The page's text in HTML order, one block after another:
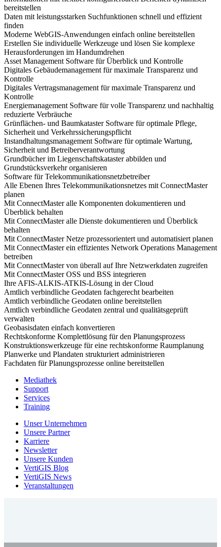
bereitstellen
Daten mit leistungsstarken Suchfunktionen schnell und effizient
finden
Moderne WebGIS-Anwendungen einfach online bereitstellen
Erstellen Sie individuelle Werkzeuge und lösen Sie komplexe
Herausforderungen im Handumdrehen
Asset Management Software für Überblick und Kontrolle
Digitales Gebäudemanagement für maximale Transparenz und
Kontrolle
Digitales Vertragsmanagement für maximale Transparenz und
Kontrolle
Energiemanagement Software für volle Transparenz und nachhaltig
reduzierte Verbräuche
Grünflächen- und Baumkataster Software für optimale Pflege,
Sicherheit und Verkehrssicherungspflicht
Instandhaltungsmanagement Software für optimale Wartung,
Sicherheit und Betreiberverantwortung
Grundbücher im Liegenschaftskataster abbilden und
Grundstücksverkehr organisieren
Software für Telekommunikationsnetzbetreiber
Alle Ebenen Ihres Telekommunikationsnetzes mit ConnectMaster
planen
Mit ConnectMaster alle Komponenten dokumentieren und
Überblick behalten
Mit ConnectMaster alle Dienste dokumentieren und Überblick
behalten
Mit ConnectMaster Netze prozessorientert und automatisiert planen
Mit ConnectMaster ein effizientes Network Operations Management
betreiben
Mit ConnectMaster von überall auf Ihre Netzwerkdaten zugreifen
Mit ConnectMaster OSS und BSS integrieren
Ihre AFIS-ALKIS-ATKIS-Lösung in der Cloud
Amtlich verbindliche Geodaten fachgerecht bearbeiten
Amtlich verbindliche Geodaten online bereitstellen
Amtlich verbindliche Geodaten zentral und qualitätsgeprüft
verwalten
Geobasisdaten einfach konvertieren
Rechtskonforme Komplettlösung für den Planungsprozess
Konstruktionswerkzeuge für eine rechtskonforme Raumplanung
Planwerke und Plandaten strukturiert administrieren
Fachdaten für Planungsprozesse online bereitstellen
Mediathek
Support
Services
Training
Unser Unternehmen
Unsere Partner
Karriere
Newsletter
Unsere Kunden
VertiGIS Blog
VertiGIS News
Veranstaltungen